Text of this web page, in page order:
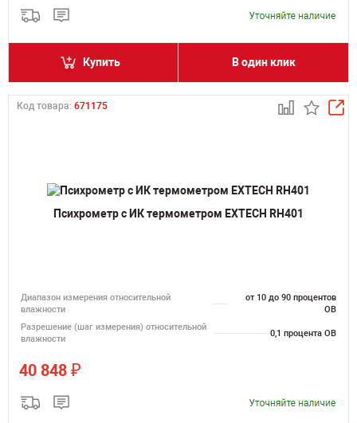
Купить В один клик
Код товара: 671175
Психрометр c ИК термометром EXTECH RH401
Диапазон измерения относительной
влажности
от 10 до 90 процентов
ОВ
Разрешение (шаг измерения) относительной
влажности
0,1 процента ОВ
40 848 ₽